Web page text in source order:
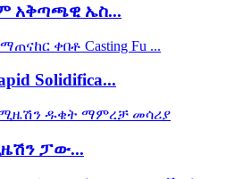
አቅጣጫዊ ኤስ...
Solidifica...
ፓው...